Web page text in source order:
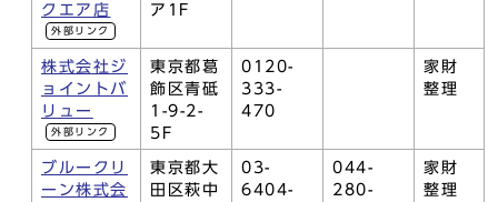
クエア店
外部リンク
ア1F
株式会社ジ
ョイントバ
リュー
外部リンク
東京都葛
飾区青砥
1-9-2-
5F
0120-
333-
470
家財
整理
ブルークリ
ーン株式会
東京都大
田区萩中
03-
6404-
044-
280-
家財
整理